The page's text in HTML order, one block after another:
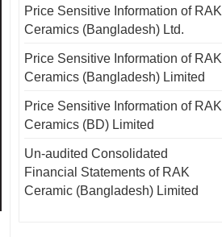
Price Sensitive Information of RAK
Ceramics (Bangladesh) Ltd.
Price Sensitive Information of RAK
Ceramics (Bangladesh) Limited
Price Sensitive Information of RAK
Ceramics (BD) Limited
Un-audited Consolidated
Financial Statements of RAK
Ceramic (Bangladesh) Limited